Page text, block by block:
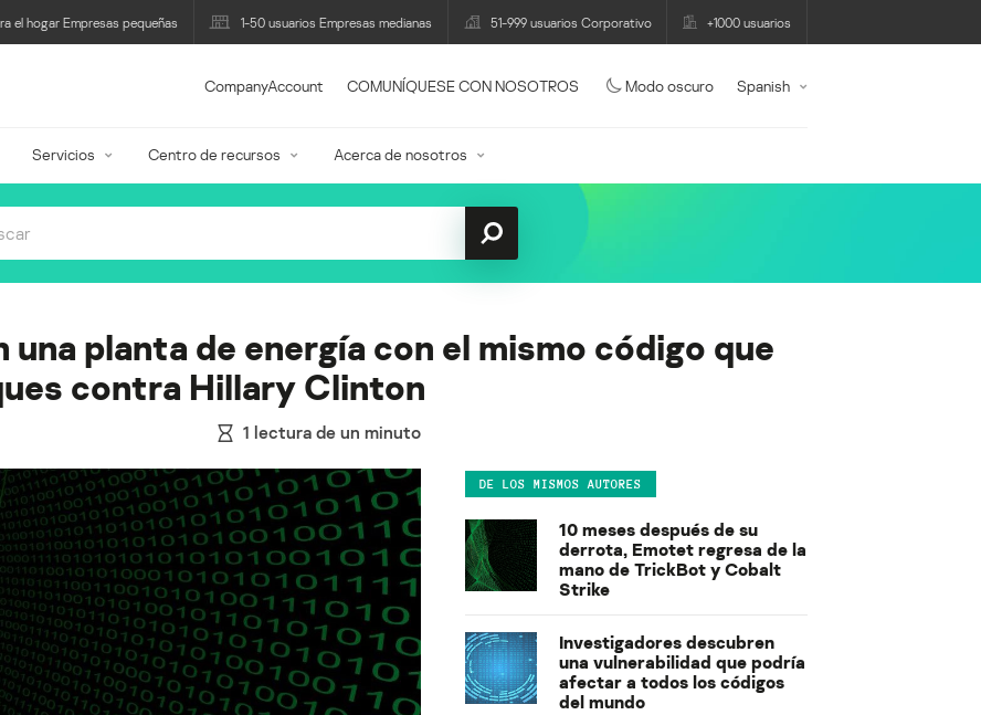
el hogar Empresas pequeñas 1-50 usuarios Empresas medianas 51-999 usuarios Corporativo +1000 usuarios
CompanyAccount COMUNÍQUESE CON NOSOTROS Modo oscuro Spanish
Servicios Centro de recursos Acerca de nosotros
una planta de energía con el mismo código que
contra Hillary Clinton
1 lectura de un minuto
DE LOS MISMOS AUTORES
10 meses después de su
derrota, Emotet regresa de la
mano de TrickBot y Cobalt
Strike
Investigadores descubren
una vulnerabilidad que podría
afectar a todos los códigos
del mundo